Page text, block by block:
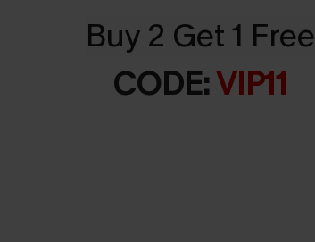
Buy 2 Get 1 Free
CODE:VIP11